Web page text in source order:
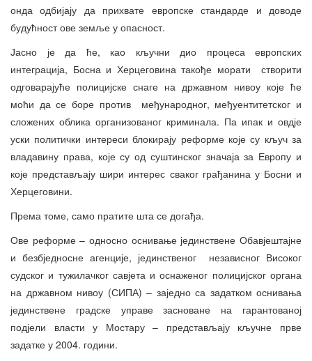
онда одбијају да прихвате европске стандарде и доводе
будућност ове земље у опасност.
Јасно је да ће, као кључни дио процеса европских
интеграција, Босна и Херцеговина такође морати створити
одговарајуће полицијске снаге на државном нивоу које ће
моћи да се боре против међународног, међуентитетског и
сложених облика организованог криминала. Па ипак и овдје
уски политички интереси блокирају реформе које су кључ за
владавину права, које су од суштинског значаја за Европу и
које представљају шири интерес сваког грађанина у Босни и
Херцеговини.
Према томе, само пратите шта се догађа.
Ове реформе – односно оснивање јединствене Обавјештајне
и безбједносне агенције, јединственог независног Високог
судског и тужилачког савјета и оснаженог полицијског органа
на државном нивоу (СИПА) – заједно са задатком оснивања
јединствене градске управе засноване на гарантованој
подјели власти у Мостару – представљају кључне прве
задатке у 2004. години.